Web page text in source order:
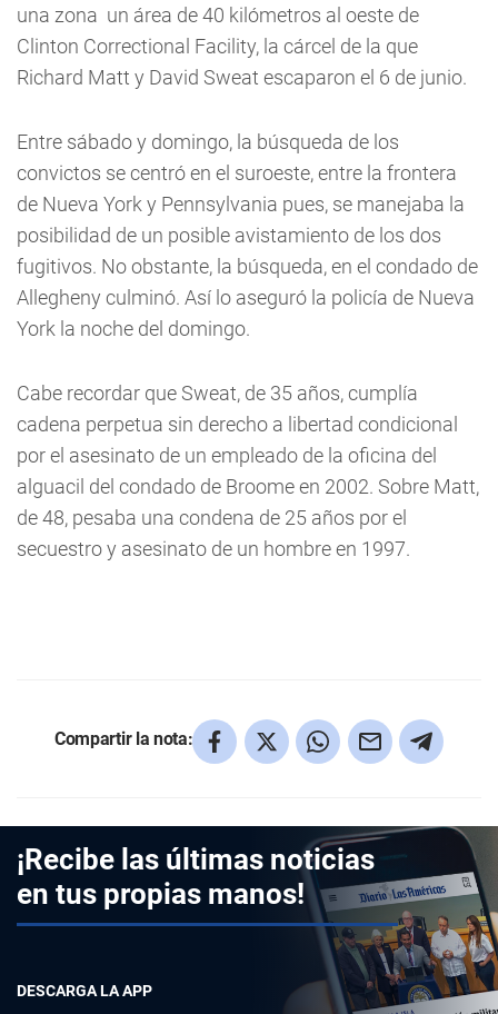
una zona un área de 40 kilómetros al oeste de
Clinton Correctional Facility, la cárcel de la que
Richard Matt y David Sweat escaparon el 6 de junio.
Entre sábado y domingo, la búsqueda de los
convictos se centró en el suroeste, entre la frontera
de Nueva York y Pennsylvania pues, se manejaba la
posibilidad de un posible avistamiento de los dos
fugitivos. No obstante, la búsqueda, en el condado de
Allegheny culminó. Así lo aseguró la policía de Nueva
York la noche del domingo.
Cabe recordar que Sweat, de 35 años, cumplía
cadena perpetua sin derecho a libertad condicional
por el asesinato de un empleado de la oficina del
alguacil del condado de Broome en 2002. Sobre Matt,
de 48, pesaba una condena de 25 años por el
secuestro y asesinato de un hombre en 1997.
Compartir la nota:
¡Recibe las últimas noticias
en tus propias manos!
DESCARGA LA APP